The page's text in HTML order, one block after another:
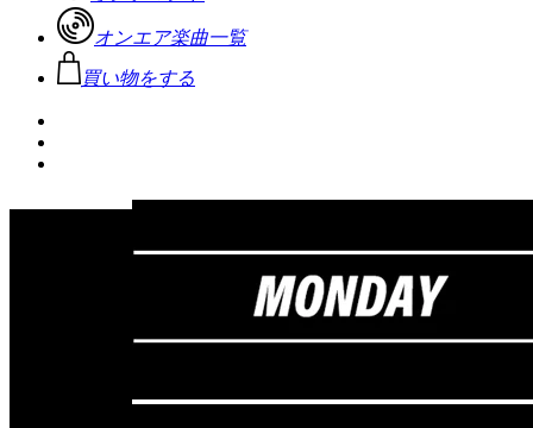
オンエア楽曲一覧
買い物をする